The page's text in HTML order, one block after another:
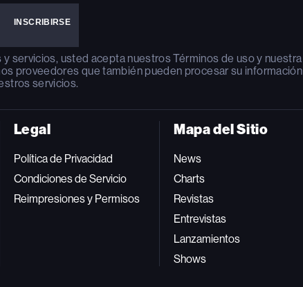
y servicios, usted acepta nuestrosTérminos de usoy nuestra
proveedores que también pueden procesar su información
servicios.
Legal
Política de Privacidad
Condiciones de Servicio
Reimpresiones y Permisos
Mapa del Sitio
News
Charts
Revistas
Entrevistas
Lanzamientos
Shows